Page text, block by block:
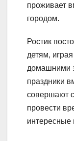
проживает
городом.
Ростик
детям,
домашними
праздники
совершают
провести
интересные